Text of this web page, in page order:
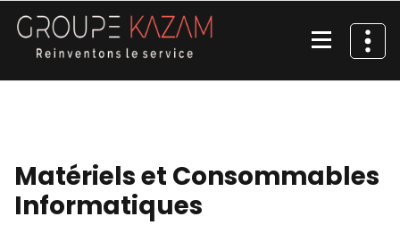
contenu
Matériels et Consommables
Informatiques